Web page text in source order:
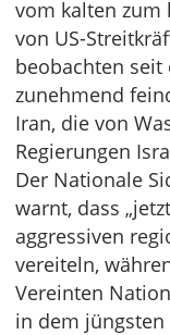
vom kalten zum
von US-
beobachten
zunehmend
Iran, die von
Regierungen
Der Nationale
warnt, dass
aggressiven
vereiteln,
Vereinten
in dem